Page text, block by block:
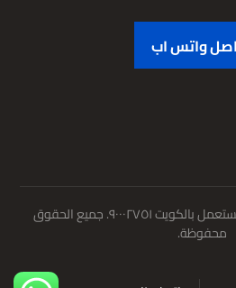
واتس اب
© حقوق النشر شراء اثاث مستعمل بالكويت ٩٠٠٠٢٧٥١. جميع الحقوق
محفوظة.